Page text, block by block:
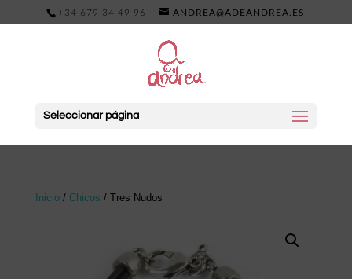
+34 679 34 49 96 ANDREA@ADEANDREA.ES
Seleccionar página
Inicio/ Chicos / Tres Nudos